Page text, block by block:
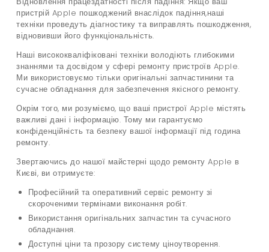
пристрій Apple пошкоджений внаслідок падіння,наші
техніки проведуть діагностику та виправлять пошкодження,
відновивши його функціональність.
Наші висококваліфіковані техніки володіють глибокими
знаннями та досвідом у сфері ремонту пристроїв Apple.
Ми використовуємо тільки оригінальні запчастинини та
сучасне обладнання для забезпечення якісного ремонту.
Окрім того, ми розуміємо, що ваші пристрої Apple містять
важливі дані і інформацію. Тому ми гарантуємо
конфіденційність та безпеку вашої інформації під година
ремонту.
Звертаючись до нашої майстерні щодо ремонту Apple в
Києві, ви отримуєте:
Професійний та оперативний сервіс ремонту зі
скороченими термінами виконання робіт.
Використання оригінальних запчастин та сучасного
обладнання.
Доступні ціни та прозору систему ціноутворення.